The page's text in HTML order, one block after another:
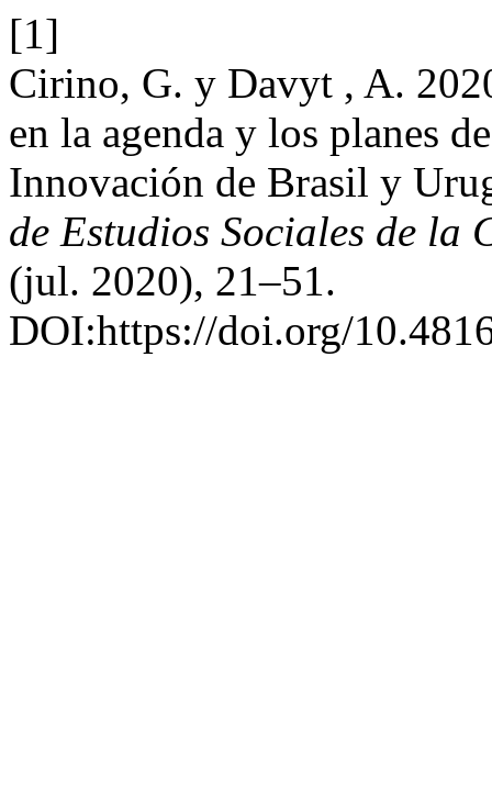
[1]
Cirino, G. y Davyt , A.
en la agenda y los planes
Innovación de Brasil y
de Estudios Sociales de la
(jul. 2020), 21–51.
DOI:https://doi.org/